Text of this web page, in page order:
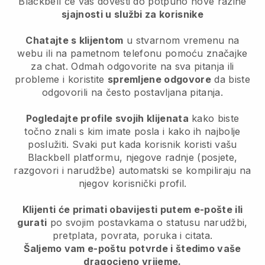
sjajnosti u službi za korisnike
Chatajte s klijentom u stvarnom vremenu na
webu ili na pametnom telefonu pomoću značajke
za chat. Odmah odgovorite na sva pitanja ili
probleme i koristite spremljene odgovoreda biste
odgovorili na često postavljana pitanja.
Pogledajte profile svojih klijenata kako biste
točno znali s kim imate posla i kako ih najbolje
poslužiti. Svaki put kada korisnik koristi vašu
Blackbell platformu, njegove radnje (posjete,
razgovori i narudžbe) automatski se kompiliraju na
njegov korisnički profil.
Klijenti će primati obavijesti putem e-pošte ili
gurati po svojim postavkama o statusu narudžbi,
pretplata, povrata, poruka i citata.
Šaljemo vam e-poštu potvrde i štedimo vaše
dragocjeno vrijeme.